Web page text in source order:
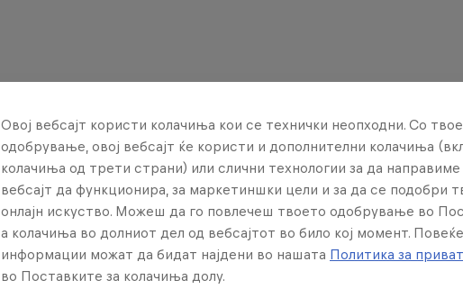
Овој вебсајт користи колачиња кои се технички неопходни. Со твое
одобрување, овој вебсајт ќе користи и дополнителни колачиња
колачиња од трети страни) или слични технологии за да
вебсајт да функционира, за маркетиншки цели и за да се подобри
онлајн искуство. Можеш да го повлечеш твоето одобрување во
а колачиња во долниот дел од вебсајтот во било кој момент. Повеќе
информации можат да бидат најдени во нашата Политика за
во Поставките за колачиња долу.